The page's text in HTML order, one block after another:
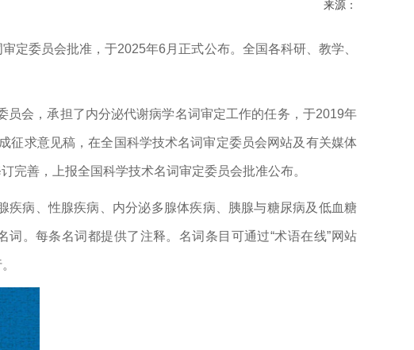
来源：
定委员会批准，于2025年6月正式公布。全国各科研、教学、
会，承担了内分泌代谢病学名词审定工作的任务，于2019年
征求意见稿，在全国科学技术名词审定委员会网站及有关媒体
完善，上报全国科学技术名词审定委员会批准公布。
病、性腺疾病、内分泌多腺体疾病、胰腺与糖尿病及低血糖
。每条名词都提供了注释。名词条目可通过“术语在线”网站